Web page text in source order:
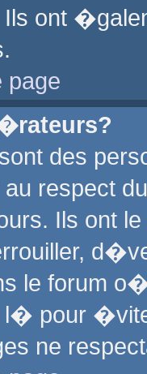
ont
page
des
au respect
Ils ont
le forum
pour
ne